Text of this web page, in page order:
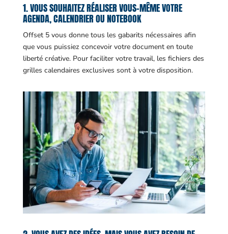
1. VOUS SOUHAITEZ RÉALISER VOUS-MÊME VOTRE
AGENDA, CALENDRIER OU NOTEBOOK
Offset 5 vous donne tous les gabarits nécessaires afin
que vous puissiez concevoir votre document en toute
liberté créative. Pour faciliter votre travail, les fichiers des
grilles calendaires exclusives sont à votre disposition.